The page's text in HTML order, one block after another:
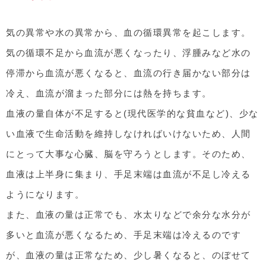
気の異常や水の異常から、血の循環異常を起こします。
気の循環不足から血流が悪くなったり、浮腫みなど水の
停滞から血流が悪くなると、血流の行き届かない部分は
冷え、血流が溜まった部分には熱を持ちます。
血液の量自体が不足すると(現代医学的な貧血など)、少な
い血液で生命活動を維持しなければいけないため、人間
にとって大事な心臓、脳を守ろうとします。そのため、
血液は上半身に集まり、手足末端は血流が不足し冷える
ようになります。
また、血液の量は正常でも、水太りなどで余分な水分が
多いと血流が悪くなるため、手足末端は冷えるのです
が、血液の量は正常なため、少し暑くなると、のぼせて